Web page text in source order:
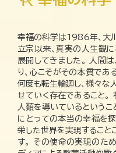
幸福の科学は1986年、大
立宗以来、真実の人生観に
展開してきました。 人間
り、心こそがその本質であ
何度も転生輪廻し、様々な
せていく存在であること。
人類を導いているというこ
にとっての本当の幸福を
栄した世界を実現すること
す。 その使命の実現のた